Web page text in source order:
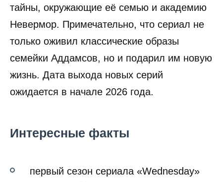
тайны, окружающие её семью и академию
Невермор. Примечательно, что сериал не
только оживил классические образы
семейки Аддамсов, но и подарил им новую
жизнь. Дата выхода новых серий
ожидается в начале 2026 года.
Интересные факты
первый сезон сериала «Wednesday»